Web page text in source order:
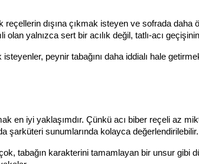
dışına çıkmak isteyen ve sofrada daha
yalnızca sert bir acılık değil, tatlı-acı
isteyenler, peynir tabağını daha iddialı hale
en iyi yaklaşımdır. Çünkü acı biber reçeli az
şarküteri sunumlarında kolayca değerlendirilebilir.
tabağın karakterini tamamlayan bir unsur gibi